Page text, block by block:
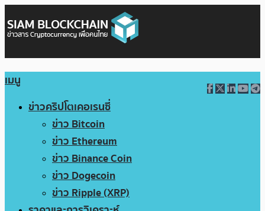
เมนู
ข่าวคริปโตเคอเรนซี่
ข่าว Bitcoin
ข่าว Ethereum
ข่าว Binance Coin
ข่าว Dogecoin
ข่าว Ripple (XRP)